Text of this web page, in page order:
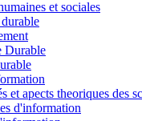
et sociales
Durable
et apects theoriques des
d'information